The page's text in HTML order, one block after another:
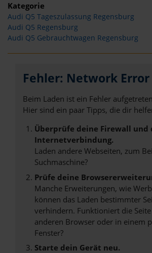
Kategorie
Audi Q5 Tageszulassung Regensburg
Audi Q5 Regensburg
Audi Q5 Gebrauchtwagen Regensburg
Fehler: Network Error
Beim Laden ist ein Fehler
Hier sind ein paar Tipps, die dir
Überprüfe deine Firewall und
Internetverbindung.
Laden andere Webseiten, zum
Suchmaschine?
Prüfe deine
Manche Erweiterungen, wie
können das Laden bestimmter
verhindern. Funktioniert die
anderen Browser oder in einem
Fenster?
Starte dein Gerät neu.